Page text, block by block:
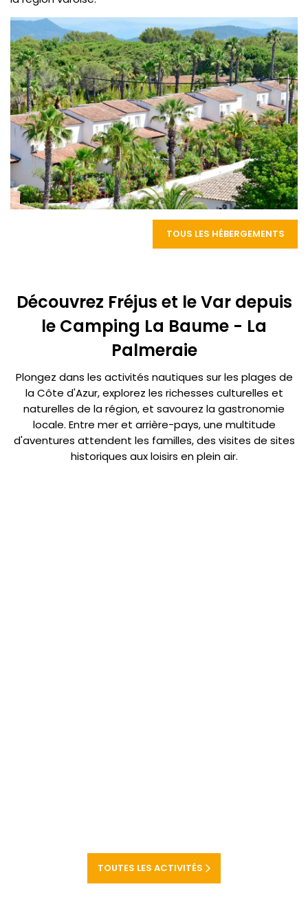
TOUS LES HÉBERGEMENTS
Découvrez Fréjus et le Var depuis
le Camping La Baume - La
Palmeraie
Plongez dans les activités nautiques sur les plages de
la Côte d'Azur, explorez les richesses culturelles et
naturelles de la région, et savourez la gastronomie
locale. Entre mer et arrière-pays, une multitude
d'aventures attendent les familles, des visites de sites
historiques aux loisirs en plein air.
TOUTES LES ACTIVITÉS